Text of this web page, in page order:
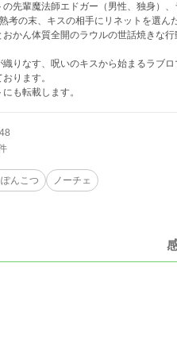
先輩魔法師エドガー（男性、独身）
考の末、キスの相手にリネットを選
かん体質全開のラウルの世話焼きな
りなす、呪いのキスから始まるラブロ
ります。
も転載します。
んこつ ノーチェ